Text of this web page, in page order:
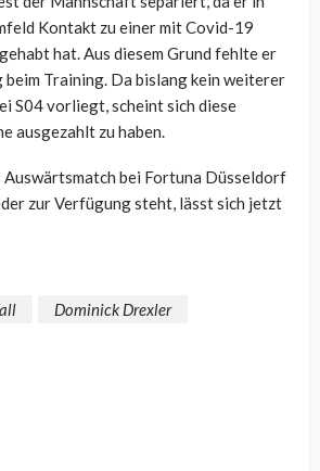
Kontakt zu einer mit Covid-19
hat. Aus diesem Grund fehlte er
beim Training. Da bislang kein weiterer
S04 vorliegt, scheint sich diese
ausgezahlt zu haben.
bei Fortuna Düsseldorf
zur Verfügung steht, lässt sich jetzt
Dominick Drexler